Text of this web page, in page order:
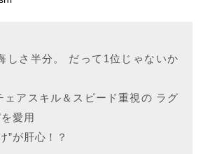
しさ半分。 だって1位じゃないか
ェアスキル＆スピード重視の ラグ
愛用
”が肝心！？